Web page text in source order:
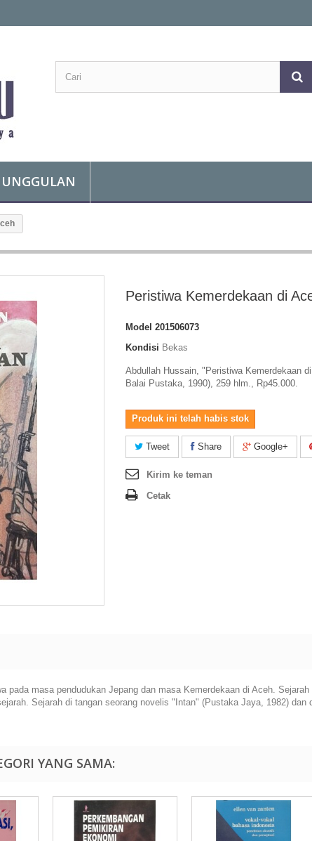
UNGGULAN
Peristiwa Kemerdekaan di
Model 201506073
Kondisi Bekas
Abdullah Hussain, "Peristiwa Kemerdekaan
Balai Pustaka, 1990), 259 hlm., Rp45.000.
Produk ini telah habis stok
Tweet Share Google+
Kirim ke teman
Cetak
pada masa pendudukan Jepang dan masa Kemerdekaan di Aceh.
Sejarah di tangan seorang novelis "Intan" (Pustaka Jaya, 1982)
YANG SAMA: